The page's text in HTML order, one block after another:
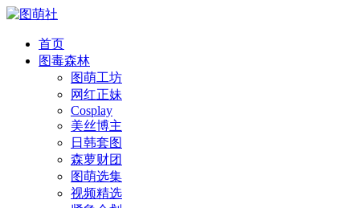
首页
图毒森林
图萌工坊
网红正妹
Cosplay
美丝博主
日韩套图
森萝财团
图萌选集
视频精选